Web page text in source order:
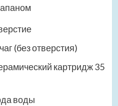
(без отверстия)
картридж 35
воды